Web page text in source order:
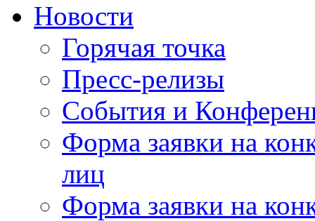
Новости
Горячая точка
Пресс-релизы
События и
Форма заявки на
лиц
Форма заявки на